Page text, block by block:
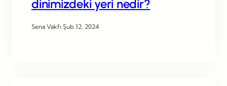
dinimizdeki yeri nedir?
Sena Vakfı·Şub 12, 2024